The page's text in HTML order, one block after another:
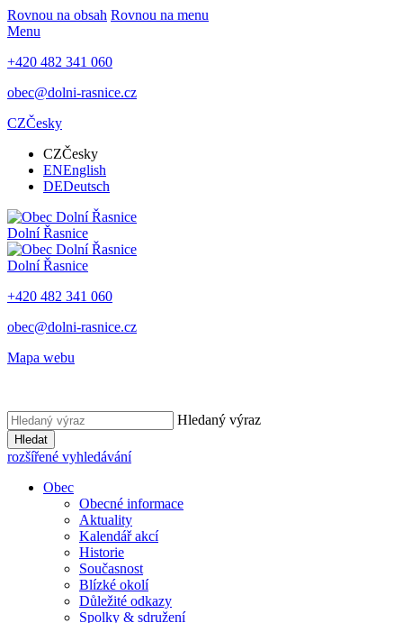
Rovnou na obsah Rovnou na menu
Menu
+420 482 341 060
obec@dolni-rasnice.cz
CZČesky
CZČesky
ENEnglish
DEDeutsch
Dolní Řasnice
Dolní Řasnice
+420 482 341 060
obec@dolni-rasnice.cz
Mapa webu
Hledaný výraz
Hledat
rozšířené vyhledávání
Obec
Obecné informace
Aktuality
Kalendář akcí
Historie
Současnost
Blízké okolí
Důležité odkazy
Spolky & sdružení